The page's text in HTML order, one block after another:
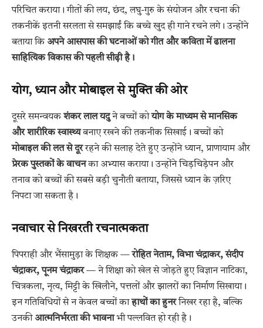
परिचित कराया। गीतों की लय, छंद, लघु-गुरु के संयोजन और रचना की
तकनीकें इतनी सरलता से समझाईं कि बच्चे खुद ही गाने रचने लगे। उन्होंने
बताया कि अपने आसपास की घटनाओं को गीत और कविता में ढालना
साहित्यिक विकास की पहली सीढ़ी है।
योग, ध्यान और मोबाइल से मुक्ति की ओर
दूसरे समन्वयक शंकर लाल यदुने बच्चों कोयोग के माध्यम से मानसिक
और शारीरिक स्वास्थ्यबनाए रखने की तकनीक सिखाई। बच्चों को
मोबाइल की लत से दूररहने की सलाह देते हुए उन्होंने ध्यान, प्राणायाम और
प्रेरक पुस्तकों के वाचनका अभ्यास कराया। उन्होंने चिड़चिड़ेपन और
तनाव को बच्चों की सबसे बड़ी चुनौती बताया, जिससे ध्यान के ज़रिए
निपटा जा सकता है।
नवाचार से निखरती रचनात्मकता
पिपराही और भैंसामुड़ा के शिक्षक —रोहित नेताम, विभा चंद्राकर, संदीप
चंद्राकर, पूनम चंद्राकर— ने शिक्षा को खेल से जोड़ते हुए विज्ञान नाटिका,
चित्रकला, नृत्य, मिट्टी के खिलौने, पत्तलों और झालरों का निर्माण सिखाया।
इन गतिविधियों से न केवल बच्चों काहाथों का हुनरनिखर रहा है, बल्कि
उनकी आत्मनिर्भरता की भावनाभी पल्लवित हो रही है।